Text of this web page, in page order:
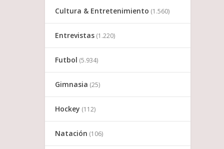
Cultura & Entretenimiento (1.560)
Entrevistas (1.220)
Futbol (5.934)
Gimnasia (25)
Hockey (112)
Natación (106)